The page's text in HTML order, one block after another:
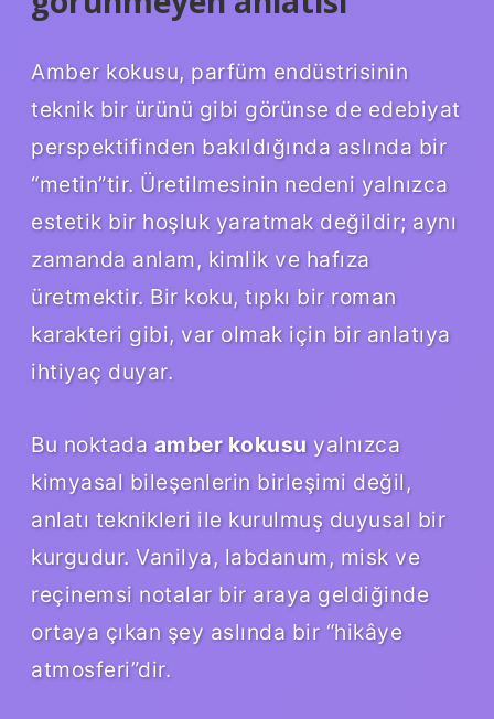
Amber kokusu, parfüm endüstrisinin
teknik bir ürünü gibi görünse de edebiyat
perspektifinden bakıldığında aslında bir
“metin”tir. Üretilmesinin nedeni yalnızca
estetik bir hoşluk yaratmak değildir; aynı
zamanda anlam, kimlik ve hafıza
üretmektir. Bir koku, tıpkı bir roman
karakteri gibi, var olmak için bir anlatıya
ihtiyaç duyar.
Bu noktada amber kokusuyalnızca
kimyasal bileşenlerin birleşimi değil,
anlatı teknikleri ile kurulmuş duyusal bir
kurgudur. Vanilya, labdanum, misk ve
reçinemsi notalar bir araya geldiğinde
ortaya çıkan şey aslında bir “hikâye
atmosferi”dir.